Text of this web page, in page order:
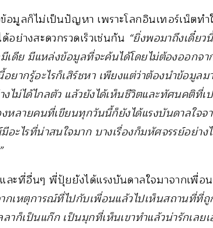
อมูลก็ไม่เป็นปัญหา เพราะโลกอินเทอร์เน็ตท
อย่างสะดวกรวดเร็วเช่นกัน “ยิ่งพอมาถึงเดี๋ย
มีเดีย มีแหล่งข้อมูลที่จะค้นได้โดยไม่ต้องออก
กรู้อะไรก็เสิร์ชหา เพียงแต่ว่าต้องนำข้อมูลม
ไม่ได้ไกลตัว แล้วยังได้เห็นชีวิตและทัศนคติที่
หลายคนที่เขียนทุกวันนี้ก็ยังได้แรงบันดาลใจจ
ะไรที่น่าสนใจมาก บางเรื่องก็มหัศจรรย์อย่าง
ะที่อื่นๆ พี่ปุ้ยยังได้แรงบันดาลใจมาจากเพื่อน
กเหตุการณ์ที่ไปกับเพื่อนแล้วไปเห็นสถานที่ที่
เป็นแก๊ก เป็นมุกที่เห็นเขาทำแล้วน่ารักเลยเ